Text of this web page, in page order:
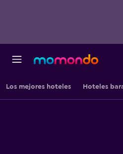
Los mejores hoteles Hoteles